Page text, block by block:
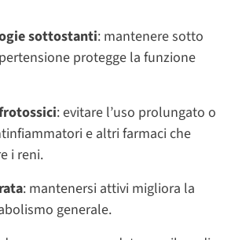
sottostanti: mantenere sotto
protegge la funzione
: evitare l’uso prolungato o
e altri farmaci che
i reni.
: mantenersi attivi migliora la
generale.